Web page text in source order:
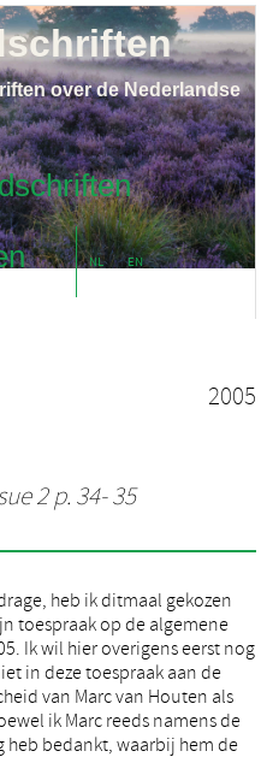
NL EN
over de Nederlandse
2005
2 p. 34- 35
heb ik ditmaal gekozen
toespraak op de algemene
Ik wil hier overigens eerst nog
in deze toespraak aan de
van Marc van Houten als
ik Marc reeds namens de
bedankt, waarbij hem de